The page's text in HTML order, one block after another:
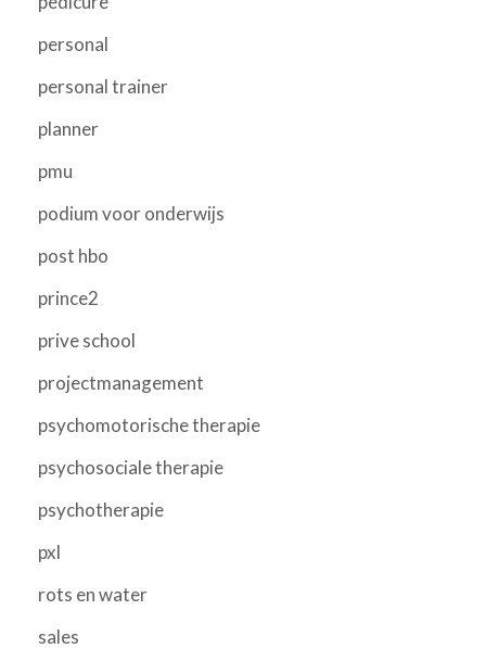
personal
personal trainer
planner
pmu
podium voor onderwijs
post hbo
prince2
prive school
projectmanagement
psychomotorische therapie
psychosociale therapie
psychotherapie
pxl
rots en water
sales